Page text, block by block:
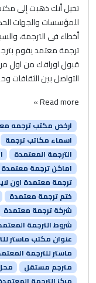
تخيل أنك ذهبت إلى
للمؤسسات والجهات
أخطاء فى الترجمة،
ترجمة معتمد يقوم
قبول اوراقك من اول
التواصل بين الثقافات
Read more »
ارخص مكتب ترجمه
اسماء مكاتب ترجمة
الترجمة المعتمدة
اماكن ترجمة معتمدة
ترجمة معتمدة اون
ختم ترجمة معتمدة
شركة ترجمة معتمدة
شروط الترجمة
عنوان مكتب ماستر
ماستر للترجمة
مترجم مستقل